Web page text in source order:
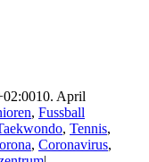
10. April
, Fussball
, Tennis,
, Coronavirus,